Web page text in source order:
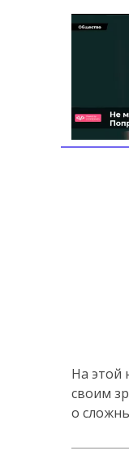
На этой
своим
о